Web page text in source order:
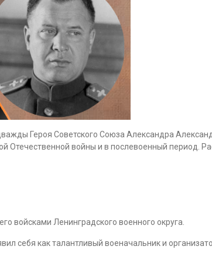
Героя Советского Союза Александра
Отечественной войны и в послевоенный период.
войсками Ленинградского военного округа.
себя как талантливый военачальник и